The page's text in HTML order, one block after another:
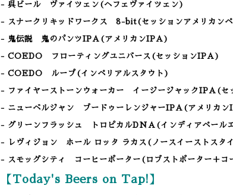
- 呉ビール ヴァイツェン(ヘフェヴァイツェン)
- スナークリキッドワークス 8-bit(セッションアメリカン
- 鬼伝説 鬼のパンツIPA(アメリカンIPA)
- COEDO フローティングユニバース(セッションIPA)
- COEDO ループ(インペリアルスタウト)
- ファイヤーストーンウォーカー イージージャックIPA(
- ニューベルジャン ブードゥーレンジャーIPA(アメリカ
- グリーンフラッシュ トロピカルDNA(インディアペール
- レヴィジョン ホール ロッタ ラカス(ノースイーストスタ
- スモッグシティ コーヒーポーター(ロブストポーター＋コ
【Today's Beers on Tap!】